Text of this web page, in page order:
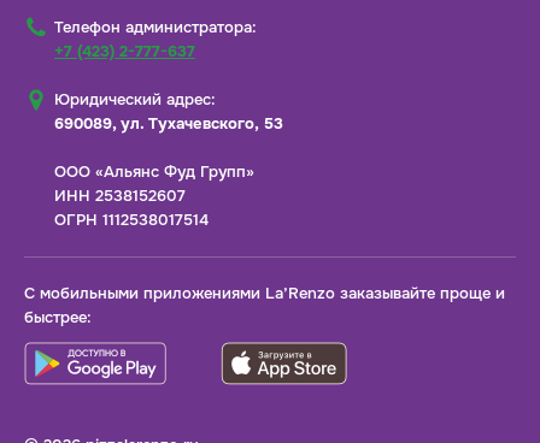
Телефон администратора:
+7 (423) 2-777-637
Юридический адрес:
690089, ул. Тухачевского, 53
ООО «Альянс Фуд Групп»
ИНН 2538152607
ОГРН 1112538017514
С мобильными приложениями La’Renzo заказывайте проще и
быстрее: